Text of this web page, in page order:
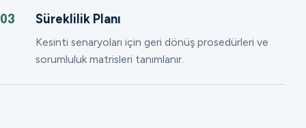
03 Süreklilik Planı
Kesinti senaryoları için geri dönüş prosedürleri ve
sorumluluk matrisleri tanımlanır.